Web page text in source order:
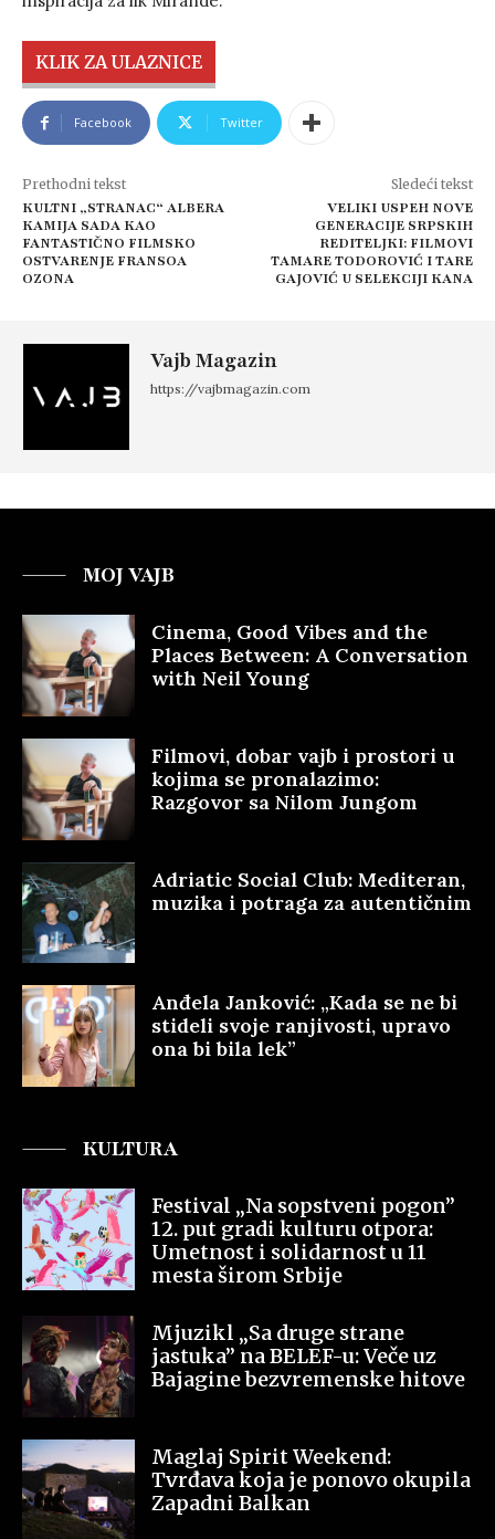
KLIK ZA ULAZNICE
Facebook Twitter
Prethodni tekst
KULTNI „STRANAC“ ALBERA
KAMIJA SADA KAO
FANTASTIČNO FILMSKO
OSTVARENJE FRANSOA
OZONA
Sledeći tekst
VELIKI USPEH NOVE
GENERACIJE SRPSKIH
REDITELJKI: FILMOVI
TAMARE TODOROVIĆ I TARE
GAJOVIĆ U SELEKCIJI KANA
Vajb Magazin
https://vajbmagazin.com
MOJ VAJB
Cinema, Good Vibes and the
Places Between: A Conversation
with Neil Young
Filmovi, dobar vajb i prostori u
kojima se pronalazimo:
Razgovor sa Nilom Jungom
Adriatic Social Club: Mediteran,
muzika i potraga za autentičnim
Anđela Janković: „Kada se ne bi
stideli svoje ranjivosti, upravo
ona bi bila lek”
KULTURA
Festival „Na sopstveni pogon”
12. put gradi kulturu otpora:
Umetnost i solidarnost u 11
mesta širom Srbije
Mjuzikl „Sa druge strane
jastuka” na BELEF-u: Veče uz
Bajagine bezvremenske hitove
Maglaj Spirit Weekend:
Tvrđava koja je ponovo okupila
Zapadni Balkan